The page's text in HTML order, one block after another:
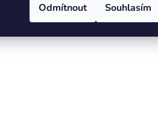
Odmítnout Souhlasím